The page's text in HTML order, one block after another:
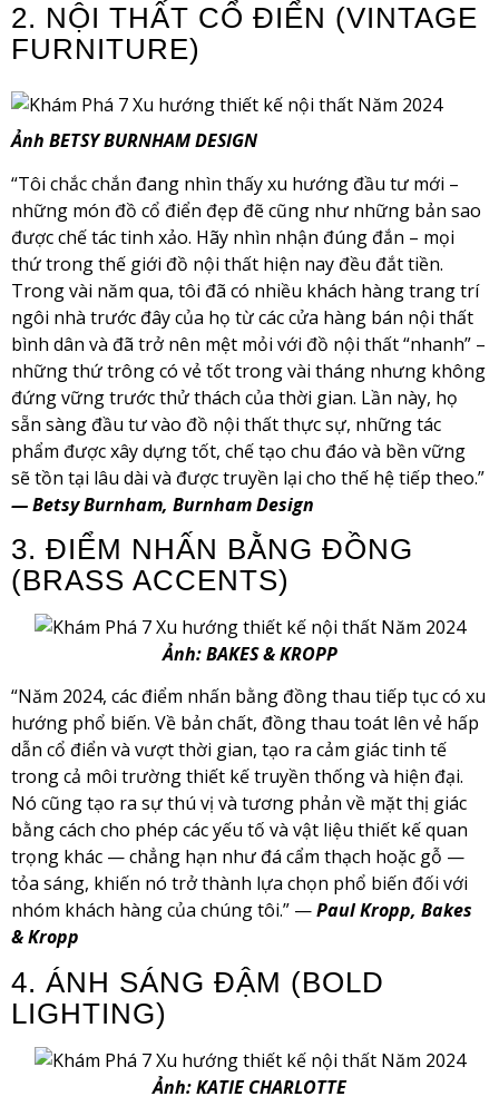
2. NỘI THẤT CỔ ĐIỂN (VINTAGE
FURNITURE)
Ảnh BETSY BURNHAM DESIGN
“Tôi chắc chắn đang nhìn thấy xu hướng đầu tư mới –
những món đồ cổ điển đẹp đẽ cũng như những bản sao
được chế tác tinh xảo. Hãy nhìn nhận đúng đắn – mọi
thứ trong thế giới đồ nội thất hiện nay đều đắt tiền.
Trong vài năm qua, tôi đã có nhiều khách hàng trang trí
ngôi nhà trước đây của họ từ các cửa hàng bán nội thất
bình dân và đã trở nên mệt mỏi với đồ nội thất “nhanh” –
những thứ trông có vẻ tốt trong vài tháng nhưng không
đứng vững trước thử thách của thời gian. Lần này, họ
sẵn sàng đầu tư vào đồ nội thất thực sự, những tác
phẩm được xây dựng tốt, chế tạo chu đáo và bền vững
sẽ tồn tại lâu dài và được truyền lại cho thế hệ tiếp theo.”
— Betsy Burnham, Burnham Design
3. ĐIỂM NHẤN BẰNG ĐỒNG
(BRASS ACCENTS)
Ảnh: BAKES & KROPP
“Năm 2024, các điểm nhấn bằng đồng thau tiếp tục có xu
hướng phổ biến. Về bản chất, đồng thau toát lên vẻ hấp
dẫn cổ điển và vượt thời gian, tạo ra cảm giác tinh tế
trong cả môi trường thiết kế truyền thống và hiện đại.
Nó cũng tạo ra sự thú vị và tương phản về mặt thị giác
bằng cách cho phép các yếu tố và vật liệu thiết kế quan
trọng khác — chẳng hạn như đá cẩm thạch hoặc gỗ —
tỏa sáng, khiến nó trở thành lựa chọn phổ biến đối với
nhóm khách hàng của chúng tôi.” —Paul Kropp, Bakes
& Kropp
4. ÁNH SÁNG ĐẬM (BOLD
LIGHTING)
Ảnh: KATIE CHARLOTTE